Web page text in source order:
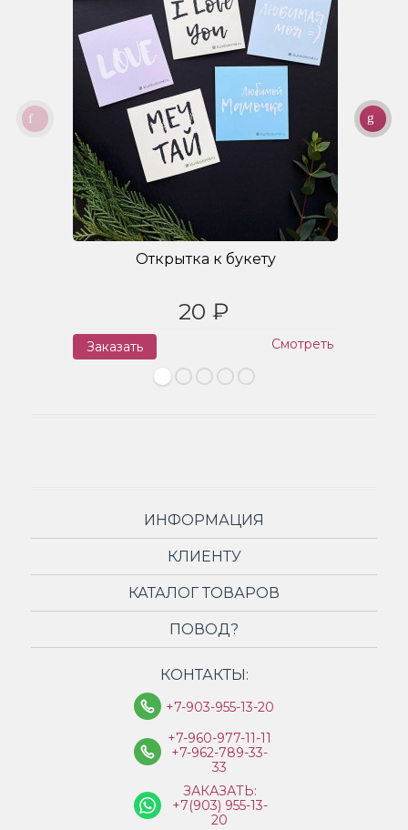
Открытка к букету
20 ₽
Заказать Смотреть
ИНФОРМАЦИЯ
КЛИЕНТУ
КАТАЛОГ ТОВАРОВ
ПОВОД?
КОНТАКТЫ:
+7-903-955-13-20
+7-960-977-11-11
+7-962-789-33-
33
ЗАКАЗАТЬ:
+7(903) 955-13-
20